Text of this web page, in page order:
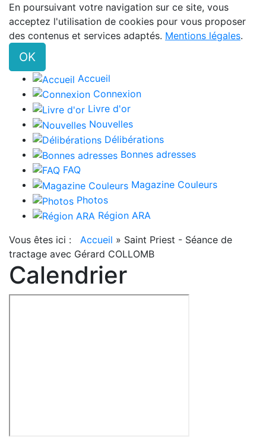
En poursuivant votre navigation sur ce site, vous
acceptez l'utilisation de cookies pour vous proposer
des contenus et services adaptés. Mentions légales.
OK
Accueil
Connexion
Livre d'or
Nouvelles
Délibérations
Bonnes adresses
FAQ
Magazine Couleurs
Photos
Région ARA
Vous êtes ici : Accueil » Saint Priest - Séance de
tractage avec Gérard COLLOMB
Calendrier